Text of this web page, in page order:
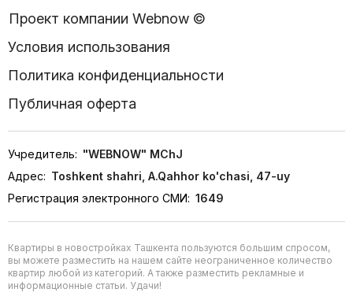
Проект компании Webnow ©
Условия использования
Политика конфиденциальности
Публичная оферта
Учредитель: "WEBNOW" MChJ
Адрес: Toshkent shahri, A.Qahhor ko'chasi, 47-uy
Регистрация электронного СМИ: 1649
Квартиры в новостройках Ташкента пользуются большим спросом,
вы можете разместить на нашем сайте неограниченное количество
квартир любой из категорий. А также разместить рекламные и
информационные статьи. Удачи!